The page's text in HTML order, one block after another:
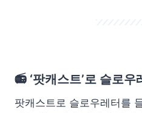
📻 ‘팟캐스트’로 슬로
팟캐스트로 슬로우레터를